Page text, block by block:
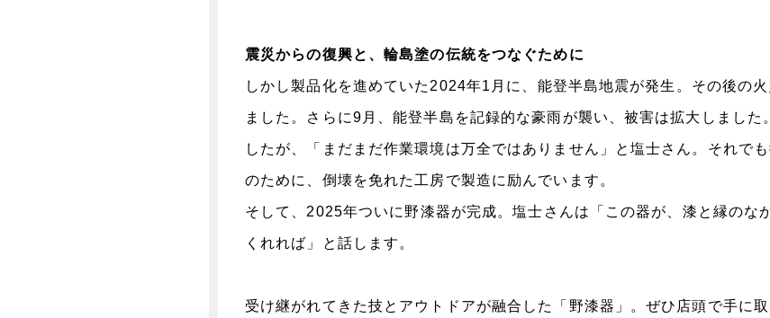
震災からの復興と、輪島塗の伝統をつなぐために
しかし製品化を進めていた2024年1月に、能登半島地震が発生。その後の
ました。さらに9月、能登半島を記録的な豪雨が襲い、被害は拡大しました
したが、「まだまだ作業環境は万全ではありません」と塩士さん。それで
のために、倒壊を免れた工房で製造に励んでいます。
そして、2025年ついに野漆器が完成。塩士さんは「この器が、漆と縁のな
くれれば」と話します。
受け継がれてきた技とアウトドアが融合した「野漆器」。ぜひ店頭で手に